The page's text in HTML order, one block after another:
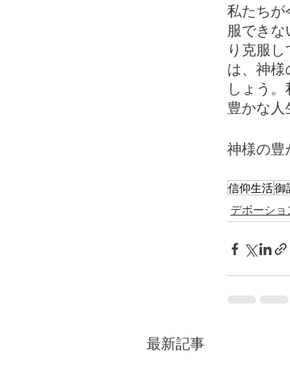
私たちが
服でき
り克服
は、神
しょう
豊かな人
神様の豊
信仰生活御
デボーシ
最新記事